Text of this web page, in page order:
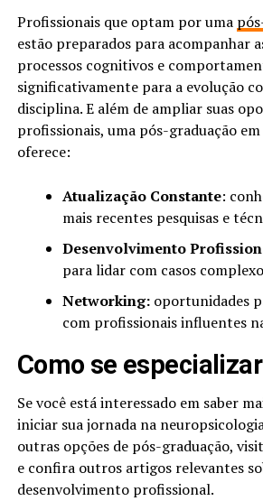
Profissionais que optam por uma
estão preparados para acompanhar
processos cognitivos e
significativamente para a evolução
disciplina. E além de ampliar suas
profissionais, uma pós-graduação
oferece:
Atualização Constante:
mais recentes pesquisas e
Desenvolvimento
para lidar com casos
Networking: oportunidades
com profissionais influentes
Como se
Se você está interessado em saber
iniciar sua jornada na
outras opções de pós-graduação,
e confira outros artigos relevantes
desenvolvimento profissional.